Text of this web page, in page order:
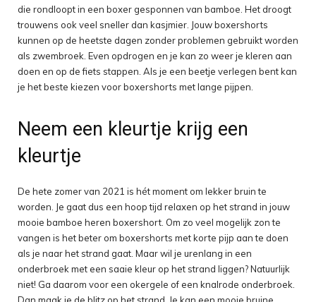
die rondloopt in een boxer gesponnen van bamboe. Het droogt
trouwens ook veel sneller dan kasjmier. Jouw boxershorts
kunnen op de heetste dagen zonder problemen gebruikt worden
als zwembroek. Even opdrogen en je kan zo weer je kleren aan
doen en op de fiets stappen. Als je een beetje verlegen bent kan
je het beste kiezen voor boxershorts met lange pijpen.
Neem een kleurtje krijg een
kleurtje
De hete zomer van 2021 is hét moment om lekker bruin te
worden. Je gaat dus een hoop tijd relaxen op het strand in jouw
mooie bamboe heren boxershort. Om zo veel mogelijk zon te
vangen is het beter om boxershorts met korte pijp aan te doen
als je naar het strand gaat. Maar wil je urenlang in een
onderbroek met een saaie kleur op het strand liggen? Natuurlijk
niet! Ga daarom voor een okergele of een knalrode onderbroek.